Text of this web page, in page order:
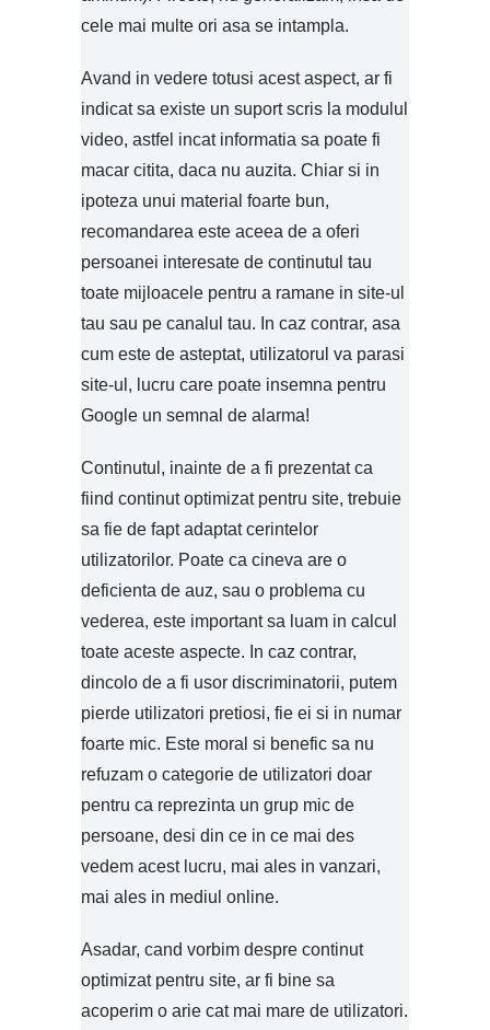
cele mai multe ori asa se intampla.
Avand in vedere totusi acest aspect, ar fi
indicat sa existe un suport scris la modulul
video, astfel incat informatia sa poate fi
macar citita, daca nu auzita. Chiar si in
ipoteza unui material foarte bun,
recomandarea este aceea de a oferi
persoanei interesate de continutul tau
toate mijloacele pentru a ramane in site-ul
tau sau pe canalul tau. In caz contrar, asa
cum este de asteptat, utilizatorul va parasi
site-ul, lucru care poate insemna pentru
Google un semnal de alarma!
Continutul, inainte de a fi prezentat ca
fiind continut optimizat pentru site, trebuie
sa fie de fapt adaptat cerintelor
utilizatorilor. Poate ca cineva are o
deficienta de auz, sau o problema cu
vederea, este important sa luam in calcul
toate aceste aspecte. In caz contrar,
dincolo de a fi usor discriminatorii, putem
pierde utilizatori pretiosi, fie ei si in numar
foarte mic. Este moral si benefic sa nu
refuzam o categorie de utilizatori doar
pentru ca reprezinta un grup mic de
persoane, desi din ce in ce mai des
vedem acest lucru, mai ales in vanzari,
mai ales in mediul online.
Asadar, cand vorbim despre continut
optimizat pentru site, ar fi bine sa
acoperim o arie cat mai mare de utilizatori.